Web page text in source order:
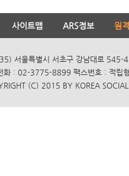
사이트맵 ARS정보 원
서울특별시 서초구 강남대로 545-
화 : 02-3775-8899 팩스번호 : 적립
(C) 2015 BY KOREA SOCIAL